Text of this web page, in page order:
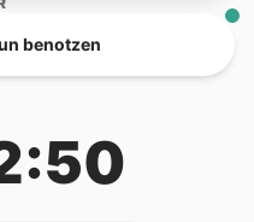
benotzen